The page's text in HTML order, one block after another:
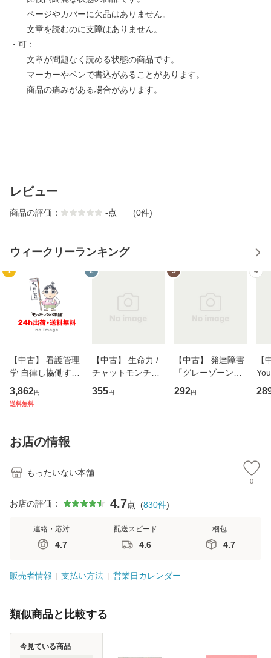
ページやカバーに欠品はありません。
文章を読むのに支障はありません。
・可：
文章が問題なく読める状態の商品です。
マーカーやペンで書込があることがあります。
商品の痛みがある場合があります。
レビュー
商品の評価： -点 (0件)
ウィークリーランキング
1
【中古】 看護管理
学 自律し協働する
専門職の看護マネ
ジメントスキル 改
恵 藤本幸三 / 南江
堂 [単行
3,862円
送料無料
2
【中古】 生命力 /
チャットモンチー /
キューンレコード
[CD]【メール便送
355円
3
【中古】 発達障害
「グレーゾーン」
その正しい理解と
克服法 (SB新書 57
292円
4
【
のが
お店の情報
もったいない本舗
0
お店の評価： 4.7点 (830件)
連絡・応対
4.7
配送スピード
4.6
梱包
4.7
販売者情報 支払い方法 営業日カレンダー
類似商品と比較する
今見ている商品